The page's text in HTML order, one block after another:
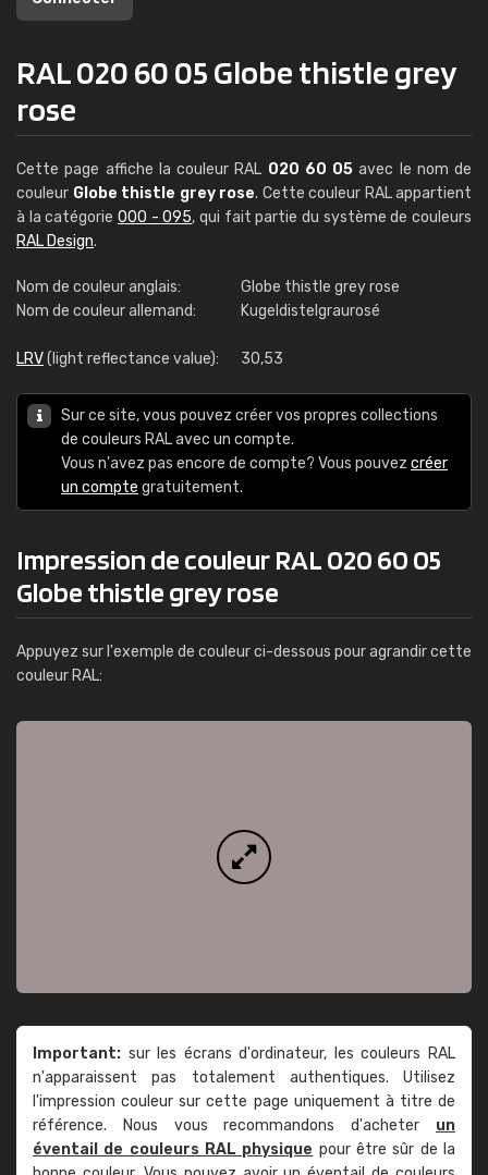
RAL 020 60 05 Globe thistle grey
rose
Cette page affiche la couleur RAL 020 60 05 avec le nom de
couleur Globe thistle grey rose. Cette couleur RAL appartient
à la catégorie 000 - 095, qui fait partie du système de couleurs
RAL Design.
Nom de couleur anglais:
Globe thistle grey rose
Nom de couleur allemand:
Kugeldistelgraurosé
LRV(light reflectance value): 30,53
Sur ce site, vous pouvez créer vos propres collections
de couleurs RAL avec un compte.
Vous n'avez pas encore de compte? Vous pouvez créer
un compte gratuitement.
Impression de couleur RAL 020 60 05
Globe thistle grey rose
Appuyez sur l'exemple de couleur ci-dessous pour agrandir cette
couleur RAL:
Important: sur les écrans d'ordinateur, les couleurs RAL
n'apparaissent pas totalement authentiques. Utilisez
l'impression couleur sur cette page uniquement à titre de
référence. Nous vous recommandons d'acheter un
éventail de couleurs RAL physique pour être sûr de la